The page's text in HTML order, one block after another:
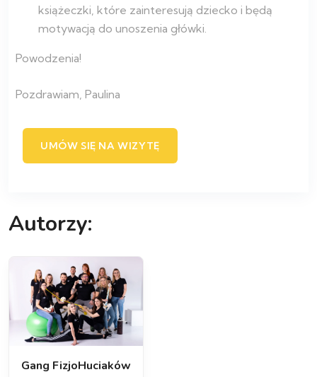
książeczki, które zainteresują dziecko i będą
motywacją do unoszenia główki.
Powodzenia!
Pozdrawiam, Paulina
UMÓW SIĘ NA WIZYTĘ
Autorzy:
Gang FizjoHuciaków